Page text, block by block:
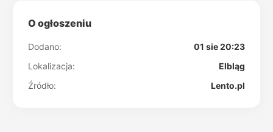
O ogłoszeniu
Dodano:
01 sie 20:23
Lokalizacja:
Elbląg
Źródło:
Lento.pl